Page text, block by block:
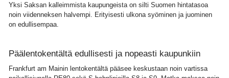
Yksi Saksan kalleimmista kaupungeista on silti Suomen hintatasoa
noin viidenneksen halvempi. Erityisesti ulkona syöminen ja juominen
on edullisempaa.
Päälentokentältä edullisesti ja nopeasti kaupunkiin
Frankfurt am Mainin lentokentältä pääsee keskustaan noin vartissa